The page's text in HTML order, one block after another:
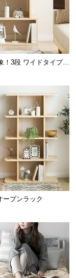
天板上のスペ
インテリア
！3段 ワイドタイプ
ープンラック